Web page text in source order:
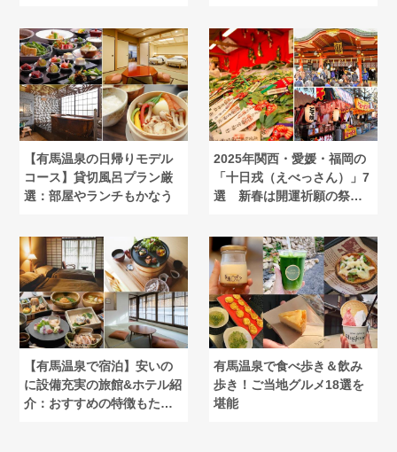
【有馬温泉の日帰りモデル
コース】貸切風呂プラン厳
選：部屋やランチもかなう
2025年関西・愛媛・福岡の
「十日戎（えべっさん）」7
選 新春は開運祈願の祭り
【有馬温泉で宿泊】安いの
に設備充実の旅館&ホテル紹
介：おすすめの特徴もたっ
有馬温泉で食べ歩き＆飲み
歩き！ご当地グルメ18選を
堪能